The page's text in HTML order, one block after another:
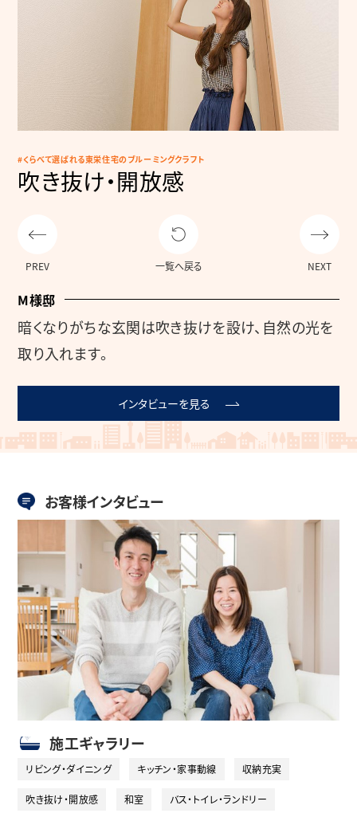
くらべて選ばれる東栄住宅のブルーミングクラフト
吹き抜け・開放感
PREV 一覧へ戻る NEXT
M様邸
暗くなりがちな玄関は吹き抜けを設け、自然の光を
取り入れます。
インタビューを見る
お客様インタビュー
施工ギャラリー
リビング・ダイニング キッチン・家事動線 収納充実
吹き抜け・開放感 和室 バス・トイレ・ランドリー